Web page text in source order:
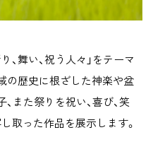
、舞い、祝う人々」をテーマ
の歴史に根ざした神楽や盆
また祭りを祝い、喜び、笑
取った作品を展示します。